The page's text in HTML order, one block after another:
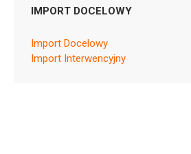
IMPORT DOCELOWY
Import Docelowy
Import Interwencyjny